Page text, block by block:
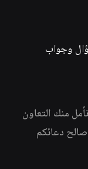
وجواب
منك التعاون
صالح دعائكم